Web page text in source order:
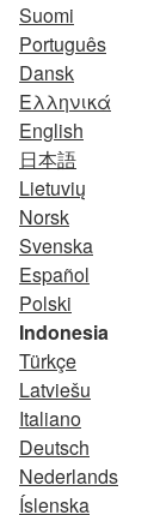
Suomi
Português
Dansk
Ελληνικά
English
日本語
Lietuvių
Norsk
Svenska
Español
Polski
Indonesia
Türkçe
Latviešu
Italiano
Deutsch
Nederlands
Íslenska